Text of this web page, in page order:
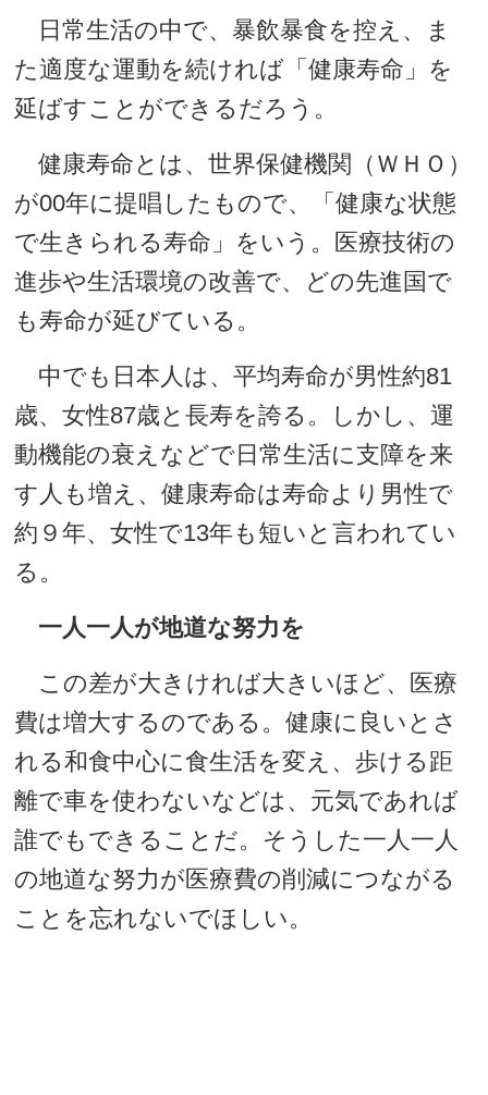
日常生活の中で、暴飲暴食を控え、ま
た適度な運動を続ければ「健康寿命」を
延ばすことができるだろう。
健康寿命とは、世界保健機関（ＷＨＯ）
が00年に提唱したもので、「健康な状態
で生きられる寿命」をいう。医療技術の
進歩や生活環境の改善で、どの先進国で
も寿命が延びている。
中でも日本人は、平均寿命が男性約81
歳、女性87歳と長寿を誇る。しかし、運
動機能の衰えなどで日常生活に支障を来
す人も増え、健康寿命は寿命より男性で
約９年、女性で13年も短いと言われてい
る。
一人一人が地道な努力を
この差が大きければ大きいほど、医療
費は増大するのである。健康に良いとさ
れる和食中心に食生活を変え、歩ける距
離で車を使わないなどは、元気であれば
誰でもできることだ。そうした一人一人
の地道な努力が医療費の削減につながる
ことを忘れないでほしい。